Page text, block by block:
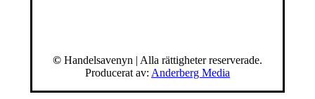
© Handelsavenyn | Alla rättigheter reserverade.
Producerat av: Anderberg Media